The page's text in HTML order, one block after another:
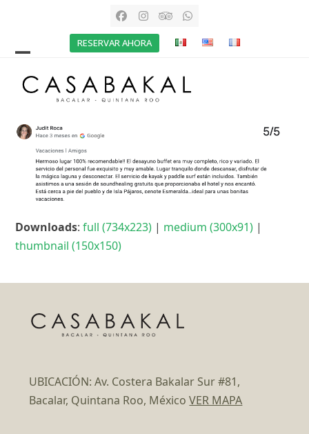
Facebook
Instagram
Tripadvisor
Whatsapp
RESERVAR AHORA
mobile
menu
mobile
menu
Downloads:full (734x223) | medium (300x91) |
thumbnail (150x150)
UBICACIÓN: Av. Costera Bakalar Sur #81,
Bacalar, Quintana Roo, MéxicoVER MAPA